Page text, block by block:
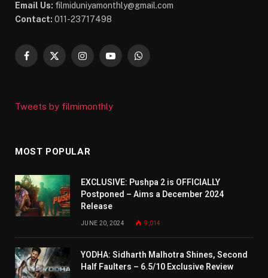
Email Us: filmiduniyamonthly@gmail.com
Contact: 011-23717498
Facebook
X
InstagramYouTubeWhatsApp
Tweets by filmimonthly
MOST POPULAR
EXCLUSIVE: Pushpa 2 is OFFICIALLY
Postponed – Aims a December 2024
Release
JUNE 20, 2024 9,014
YODHA: Sidharth Malhotra Shines, Second
Half Faulters – 6.5/10 Exclusive Review